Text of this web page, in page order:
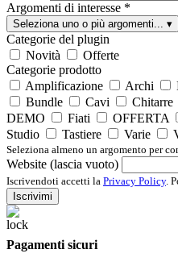
Argomenti di interesse *
Seleziona uno o più argomenti... ▾
Categorie del plugin
Novità
Offerte
Categorie prodotto
Amplificazione
Archi
Bundle
Cavi Chitarre
DEMO
Fiati OFFERTA
Studio
Tastiere Varie
Seleziona almeno un argomento per
Website (lascia vuoto)
Iscrivendoti accetti la Privacy Policy.
Iscrivimi
Pagamenti sicuri